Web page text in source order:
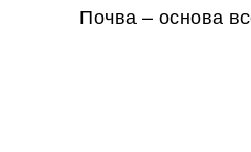
Почва – основа